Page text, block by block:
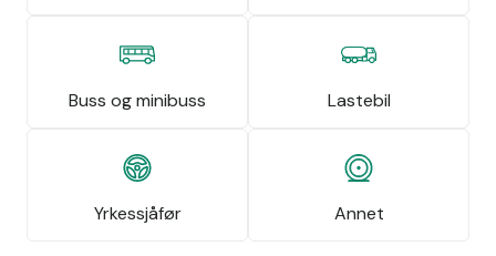
Buss og minibuss Lastebil
Yrkessjåfør Annet